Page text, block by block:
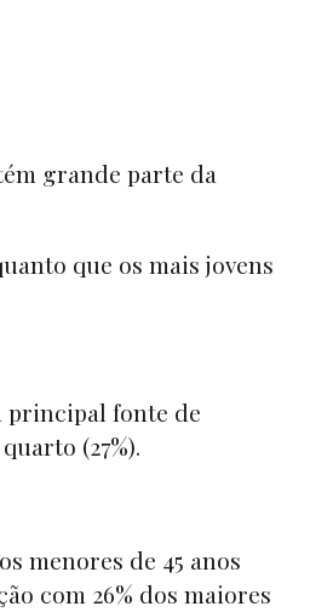
grande parte da
que os mais jovens
principal fonte de
(27%).
menores de 45 anos
com 26% dos maiores